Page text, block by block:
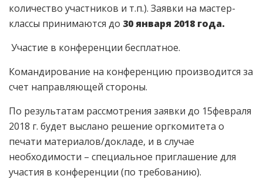
количество участников и т.п.). Заявки на мастер-
классы принимаются до 30 января 2018 года.
Участие в конференции бесплатное.
Командирование на конференцию производится за
счет направляющей стороны.
По результатам рассмотрения заявки до 15февраля
2018 г. будет выслано решение оргкомитета о
печати материалов/докладе, и в случае
необходимости – специальное приглашение для
участия в конференции (по требованию).